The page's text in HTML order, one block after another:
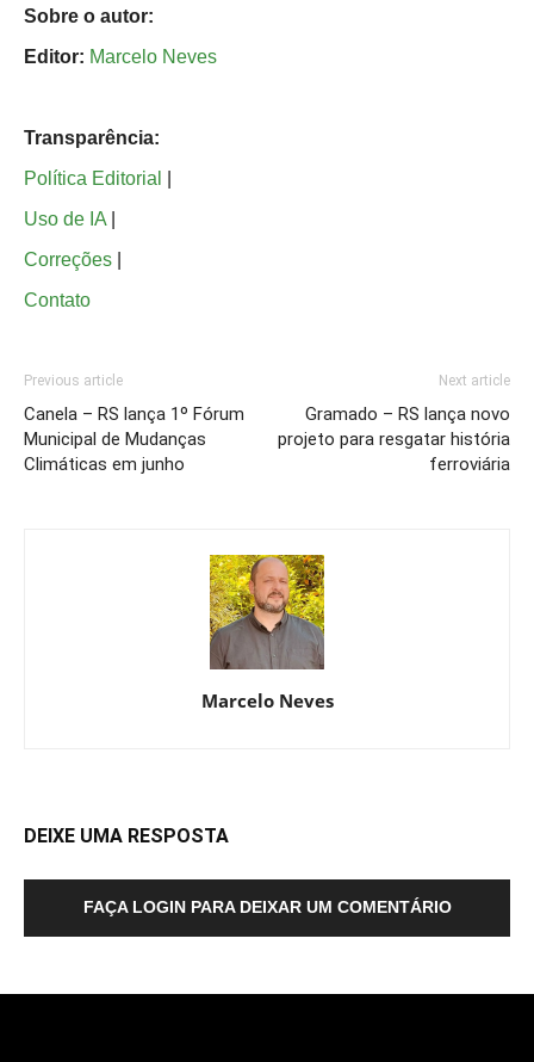
Sobre o autor:
Editor: Marcelo Neves
Transparência:
Política Editorial
Uso de IA
Correções
Contato
Previous article
Canela – RS lança 1º Fórum
Municipal de Mudanças
Climáticas em junho
Next article
Gramado – RS lança novo
projeto para resgatar história
ferroviária
Marcelo Neves
DEIXE UMA RESPOSTA
FAÇA LOGIN PARA DEIXAR UM COMENTÁRIO